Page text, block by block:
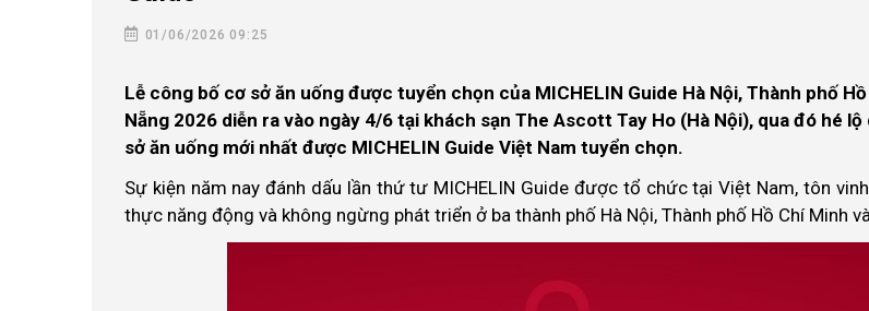
01/06/2026 09:25
Lễ công bố cơ sở ăn uống được tuyển chọn của MICHELIN Guide Hà Nội, Thành phố
Nẵng 2026 diễn ra vào ngày 4/6 tại khách sạn The Ascott Tay Ho (Hà Nội), qua đó hé
sở ăn uống mới nhất được MICHELIN Guide Việt Nam tuyển chọn.
Sự kiện năm nay đánh dấu lần thứ tư MICHELIN Guide được tổ chức tại Việt Nam, tôn
thực năng động và không ngừng phát triển ở ba thành phố Hà Nội, Thành phố Hồ Chí Minh